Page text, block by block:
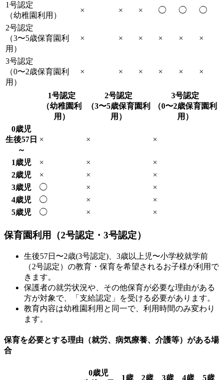
1号認定
（幼稚園利用）
× × × ◯ ◯ ◯
2号認定
（3〜5歳保育園利
用）
× × × × × ×
3号認定
（0〜2歳保育園利
用）
× × × × × ×
1号認定
（幼稚園利
用）
2号認定
（3〜5歳保育園利
用）
3号認定
（0〜2歳保育園利
用）
0歳児
生後57日
～
× × ×
1歳児 × ×
×
2歳児
× ×
×
3歳児
◯ ×
×
4歳児
◯ ×
×
5歳児
◯ × ×
保育園利用（2号認定・3号認定）
生後57日〜2歳(3号認定)、3歳以上児〜小学校就学前
（2号認定）の教育・保育を希望されるお子様が利用で
きます。
保護者の就労状況や、その他保育が必要な理由がある
方が対象で、「支給認定」を受ける必要があります。
教育内容は幼稚園利用と同一で、利用時間のみ変わり
ます。
保育を必要とする理由（就労、病気療養、介護等）がある場
合
0歳児
1歳 2歳 3歳 4歳 5歳